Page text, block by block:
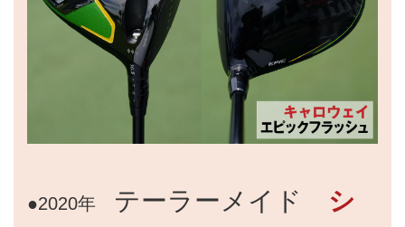
●2020年 テーラーメイド
シ